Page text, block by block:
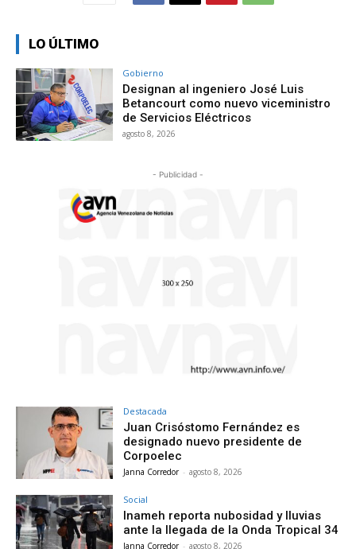
LO ÚLTIMO
Gobierno
Designan al ingeniero José Luis
Betancourt como nuevo viceministro
de Servicios Eléctricos
agosto 8, 2026
- Publicidad -
Destacada
Juan Crisóstomo Fernández es
designado nuevo presidente de
Corpoelec
Janna Corredor - agosto 8, 2026
Social
Inameh reporta nubosidad y lluvias
ante la llegada de la Onda Tropical 34
Janna Corredor - agosto 8, 2026